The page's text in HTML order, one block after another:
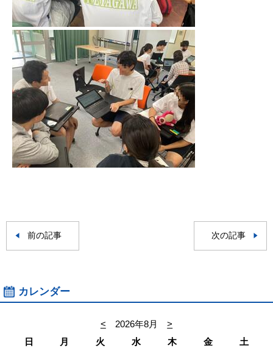
前の記事 次の記事
カレンダー
< 2026年8月
>
日
月 火 水 木 金
土